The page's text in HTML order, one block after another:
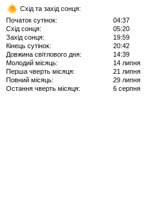
Схід та захід сонця:
Початок сутінок:
04:37
Схід сонця:
05:20
Захід сонця:
19:59
Кінець сутінок:
20:42
Довжина світлового дня:
14:39
Молодий місяць:
14 липня
Перша чверть місяця:
21 липня
Повний місяць:
29 липня
Остання чверть місяця:
6 серпня